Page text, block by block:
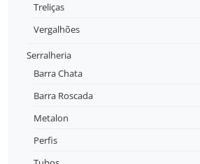
Treliças
Vergalhões
Serralheria
Barra Chata
Barra Roscada
Metalon
Perfis